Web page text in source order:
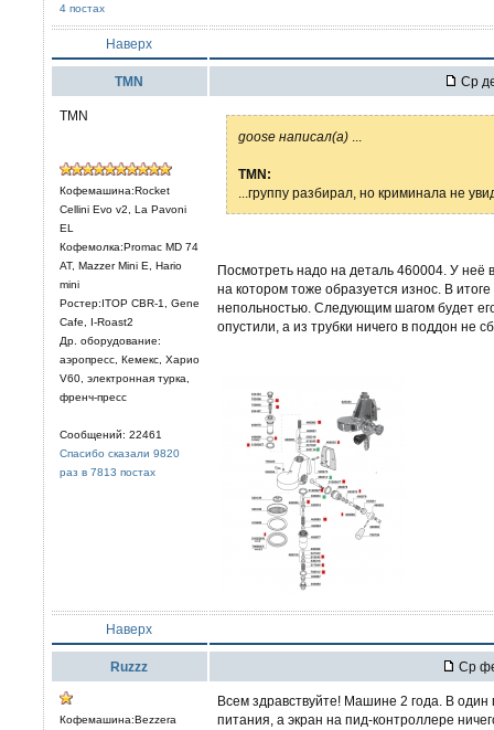
4 постах
Наверх
TMN Ср
TMN
Кофемашина:Rocket
Cellini Evo v2, La Pavoni
EL
Кофемолка:Promac MD 74
AT, Mazzer Mini E, Hario
mini
Ростер:ITOP CBR-1, Gene
Cafe, I-Roast2
Др. оборудование:
аэропресс, Кемекс, Харио
V60, электронная турка,
френч-пресс
Сообщений: 22461
Спасибо сказали 9820
раз в 7813 постах
goose написал(а)
TMN:
...группу разбирал, но криминала не
Посмотреть надо на деталь 460004. У неё
на котором тоже образуется износ. В
непольностью. Следующим шагом будет
опустили, а из трубки ничего в поддон не
Наверх
Ruzzz Ср
Кофемашина:Bezzera
Всем здравствуйте! Машине 2 года. В
питания, а экран на пид-контроллере